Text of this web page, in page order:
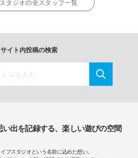
タジオの全スタッフ一覧
サイト内投稿の検索
出を記録する、楽しい遊びの空間
フスタジオという名前に込めた想い。